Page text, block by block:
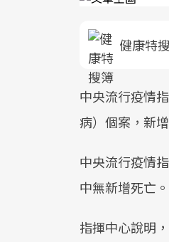
健康特
中央流行疫情
病）個案，新
中央流行疫情
中無新增死亡。
指揮中心說明